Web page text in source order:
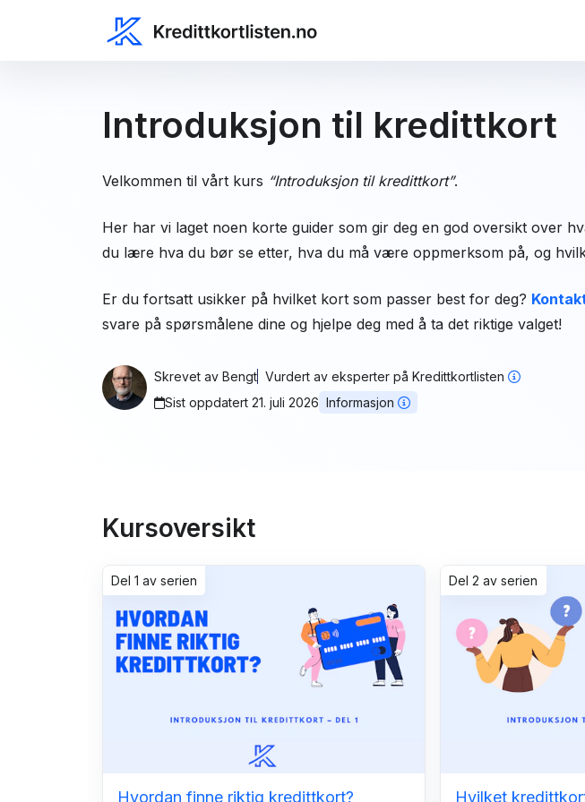
Introduksjon til kredittkort
Velkommen til vårt kurs “Introduksjon til kredittkort”.
Her har vi laget noen korte guider som gir deg en god oversikt over
du lære hva du bør se etter, hva du må være oppmerksom på, og
Er du fortsatt usikker på hvilket kort som passer best for deg?
svare på spørsmålene dine og hjelpe deg med å ta det riktige valget!
Skrevet av Bengt Vurdert av eksperter på Kredittkortlisten
Sist oppdatert 21. juli 2026 Informasjon
Kursoversikt
Del 1 av serien
Hvordan finne riktig kredittkort?
Del 2 av serien
Hvilket